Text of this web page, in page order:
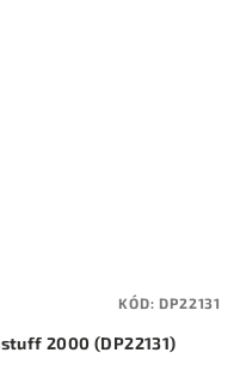
2000 (DP22131)
KÓD:DP22131